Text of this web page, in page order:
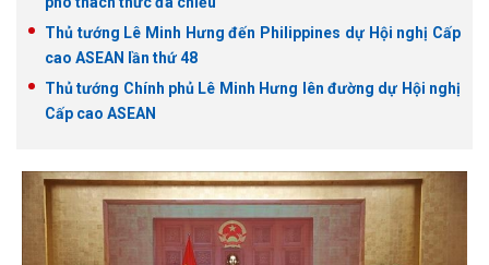
Thủ tướng Lê Minh Hưng đến Philippines dự Hội nghị Cấp
cao ASEAN lần thứ 48
Thủ tướng Chính phủ Lê Minh Hưng lên đường dự Hội nghị
Cấp cao ASEAN